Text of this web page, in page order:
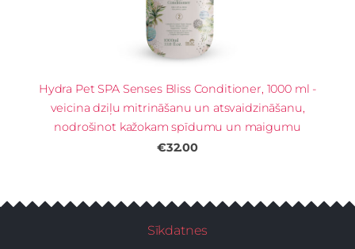
Hydra Pet SPA Senses Bliss Conditioner, 1000 ml -
veicina dziļu mitrināšanu un atsvaidzināšanu,
nodrošinot kažokam spīdumu un maigumu
€32.00
Sīkdatnes